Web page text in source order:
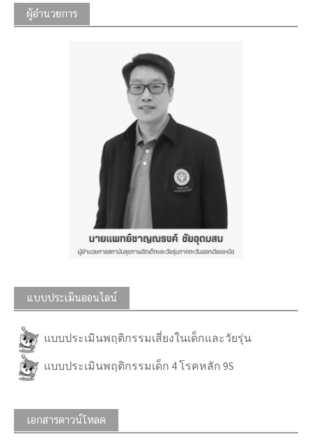
ผู้อำนวยการ
แบบประเมินออนไลน์
แบบประเมินพฤติกรรมเสี่ยงในเด็กและวัยรุ่น
แบบประเมินพฤติกรรมเด็ก 4 โรคหลัก 9S
เอกสารดาวน์โหลด